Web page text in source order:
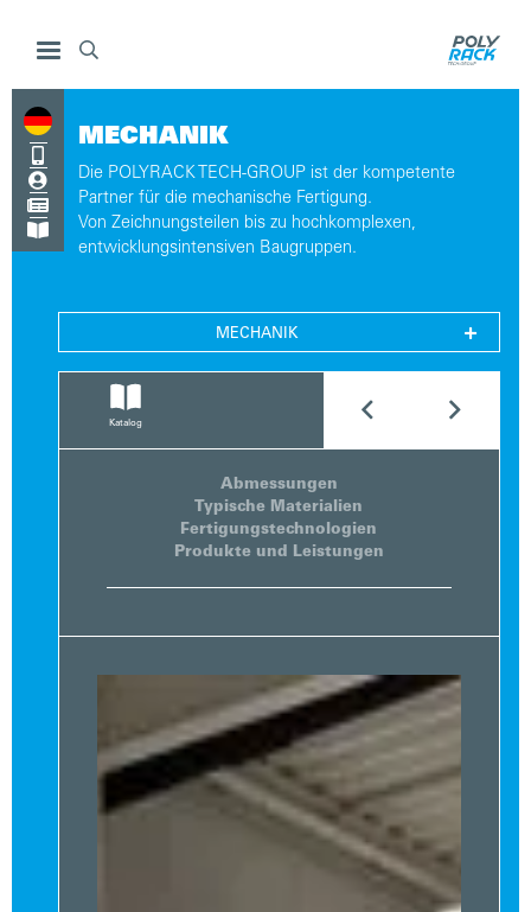




MECHANIK
Die POLYRACK TECH-GROUP ist der kompetente
Partner für die mechanische Fertigung.
Von Zeichnungsteilen bis zu hochkomplexen,
entwicklungsintensiven Baugruppen.
MECHANIK 


Katalog
Abmessungen
Typische Materialien
Fertigungstechnologien
Produkte und Leistungen